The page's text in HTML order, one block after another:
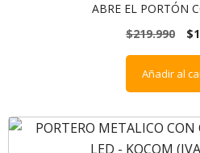
ABRE EL PORTÓN
$219.990 $
Añadir al